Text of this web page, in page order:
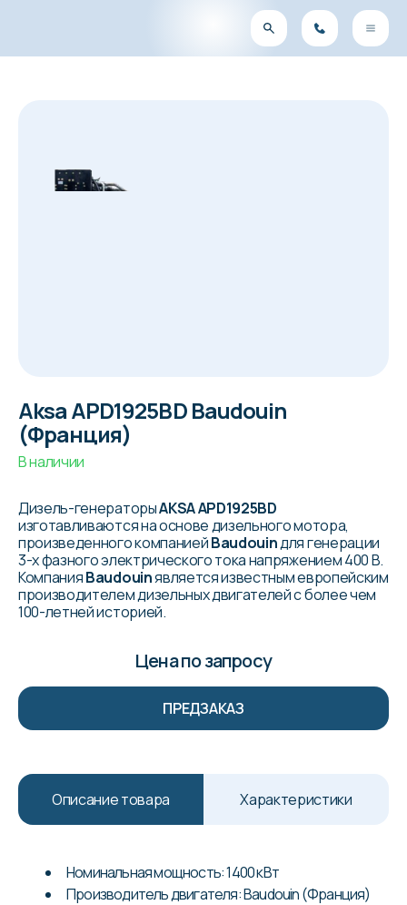
Aksa APD1925BD Baudouin
(Франция)
В наличии
Дизель-генераторыAKSA APD1925BD
изготавливаются на основе дизельного мотора,
произведенного компаниейBaudouinдля генерации
3-х фазного электрического тока напряжением 400 В.
КомпанияBaudouinявляется известным европейским
производителем дизельных двигателей с более чем
100-летней историей.
Цена по запросу
ПРЕДЗАКАЗ
Описание товара Характеристики
Номинальная мощность: 1400 кВт
Производитель двигателя: Baudouin (Франция)